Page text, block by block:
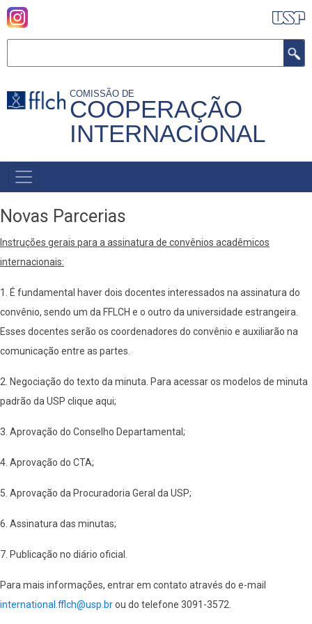
Pular
para
conteúdo
COMISSÃO DE
COOPERAÇÃO
INTERNACIONAL
MENU
PRIMÁRIO
Novas Parcerias
Instruções gerais para a assinatura de convênios acadêmicos
internacionais:
1. É fundamental haver dois docentes interessados na assinatura do
convênio, sendo um da FFLCH e o outro da universidade estrangeira.
Esses docentes serão os coordenadores do convênio e auxiliarão na
comunicação entre as partes.
2. Negociação do texto da minuta. Para acessar os modelos de minuta
padrão da USP clique aqui;
3. Aprovação do Conselho Departamental;
4. Aprovação do CTA;
5. Aprovação da Procuradoria Geral da USP;
6. Assinatura das minutas;
7. Publicação no diário oficial.
Para mais informações, entrar em contato através do e-mail
international.fflch@usp.brou do telefone 3091-3572.